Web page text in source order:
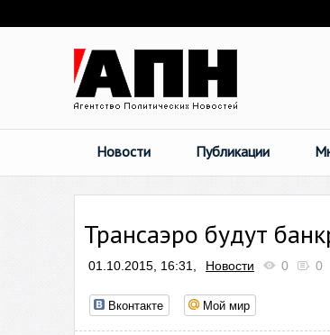
Новости Публикации
Трансаэро будут
01.10.2015, 16:31, Новости 0 0
Вконтакте Мой мир